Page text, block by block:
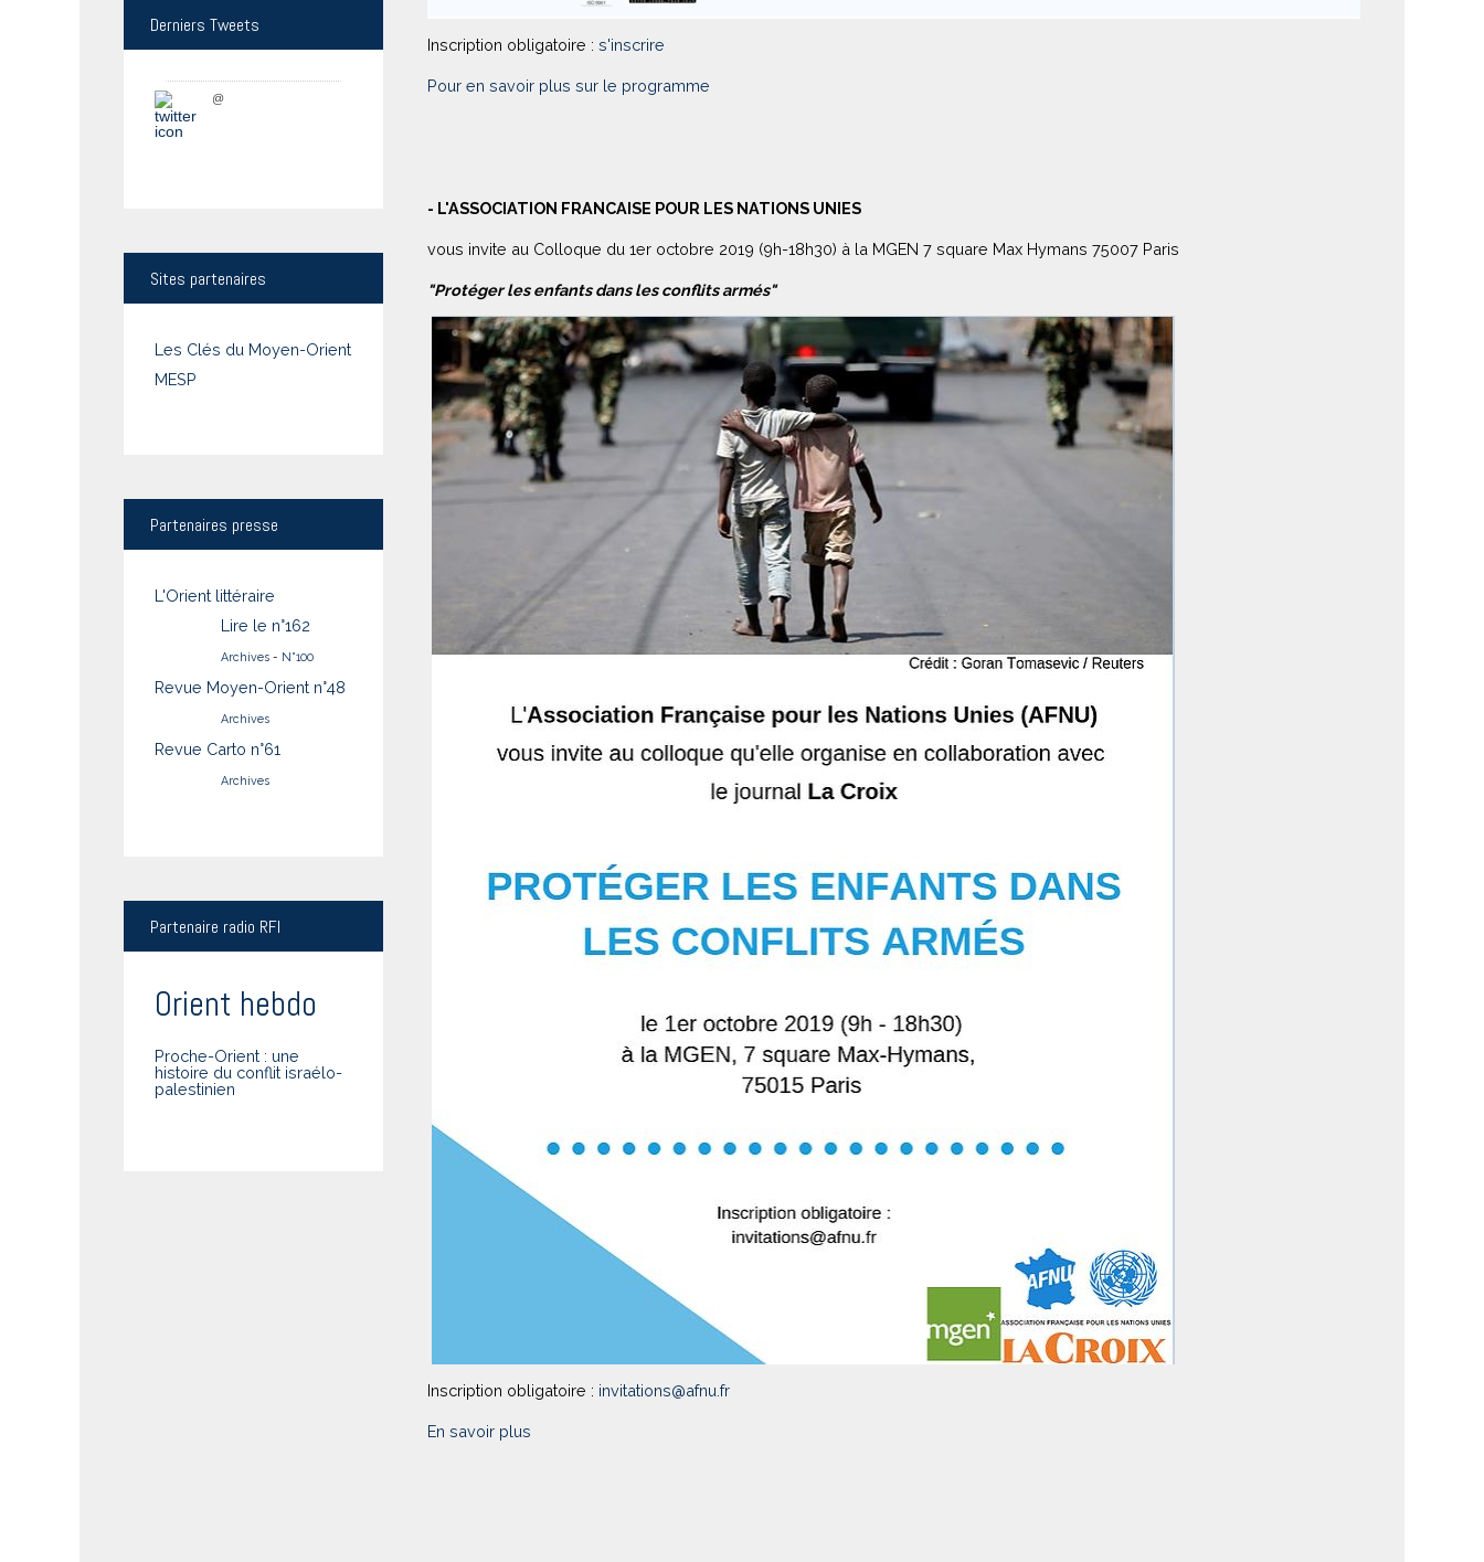
Inscription obligatoire : s'inscrire
Pour en savoir plus sur le programme
- L'ASSOCIATION FRANCAISE POUR LES NATIONS UNIES
vous invite au Colloque du 1er octobre 2019 (9h-18h30) à la MGEN 7 square Max Hymans 75007 Paris
"Protéger les enfants dans les conflits armés"
Inscription obligatoire : invitations@afnu.fr
En savoir plus
Derniers Tweets
@
Sites partenaires
Les Clés du Moyen-Orient
MESP
Partenaires presse
L'Orient littéraire
Lire le n°162
Archives - N°100
Revue Moyen-Orient n°48
Archives
Revue Carto n°61
Archives
Partenaire radio RFI
Orient hebdo
Proche-Orient : une
histoire du conflit israélo-
palestinien